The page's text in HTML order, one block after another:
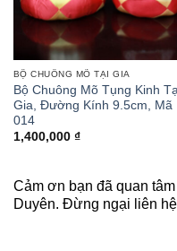
BỘ CHUÔNG MÕ TẠI GIA
Bộ Chuông Mõ Tụng Kinh
Gia, Đường Kính 9.5cm, Mã
014
1,400,000 ₫
₫
Cảm ơn bạn đã quan
Duyên. Đừng ngại liên